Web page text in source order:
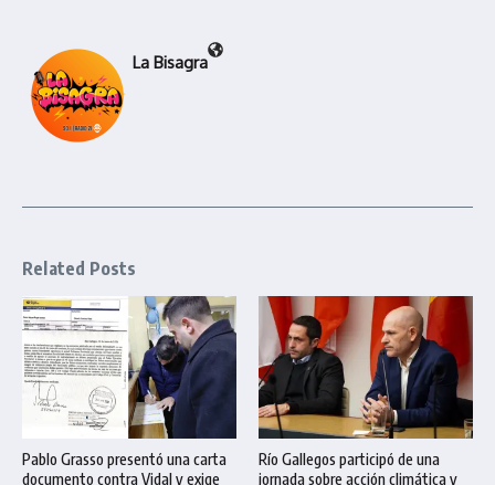
La Bisagra
Related Posts
Pablo Grasso presentó una carta
documento contra Vidal y exige
Río Gallegos participó de una
jornada sobre acción climática y